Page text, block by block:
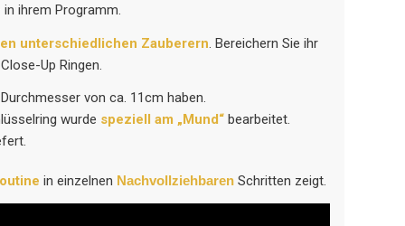
ihrem Programm.
unterschiedlichen Zauberern. Bereichern Sie ihr
Up Ringen.
von ca. 11cm haben.
wurde speziell am „Mund“ bearbeitet.
in einzelnen NachvollziehbarenSchritten zeigt.